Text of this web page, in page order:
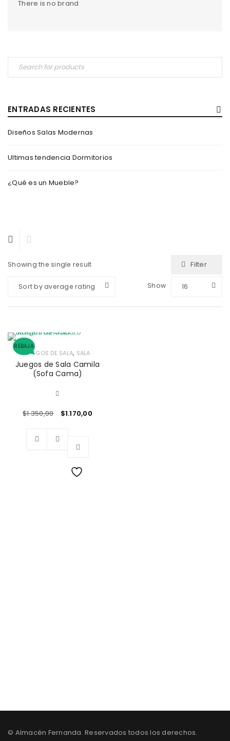
There is no brand
ENTRADAS RECIENTES
Diseños Salas Modernas
Ultimas tendencia Dormitorios
¿Qué es un Mueble?
Showing the single result Filter
Sort by average rating Show 16
REBAJA
JUEGOS DE SALA, SALA
Juegos de Sala Camila
(Sofa Cama)
$1.350,00 $1.170,00
info@almacenfernanda.com
© Almacén Fernanda. Reservados todos los derechos.